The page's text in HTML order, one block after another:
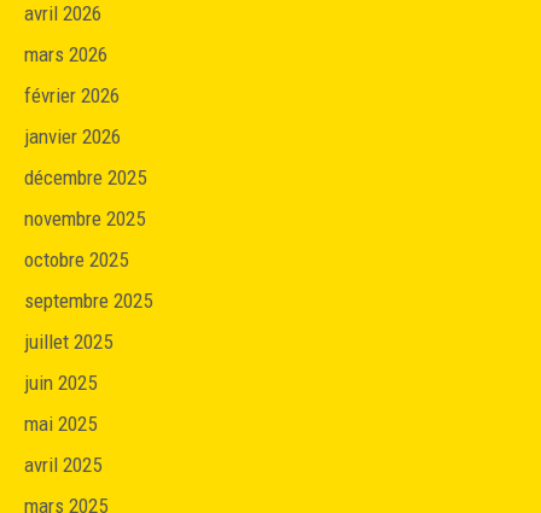
avril 2026
mars 2026
février 2026
janvier 2026
décembre 2025
novembre 2025
octobre 2025
septembre 2025
juillet 2025
juin 2025
mai 2025
avril 2025
mars 2025